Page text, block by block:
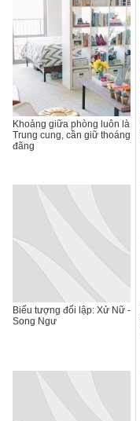
Khoảng giữa phòng luôn là
Trung cung, cần giữ thoáng
đãng
Biểu tượng đối lập: Xử Nữ -
Song Ngư